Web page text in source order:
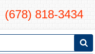
(678) 818-3434